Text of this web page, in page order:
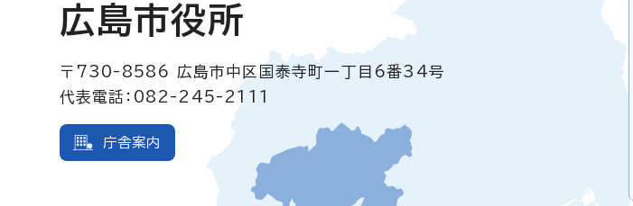
広島市役所
〒730-8586
広島市中区国泰寺町一丁目6番34号
代表電話：082-245-2111
庁舎案内